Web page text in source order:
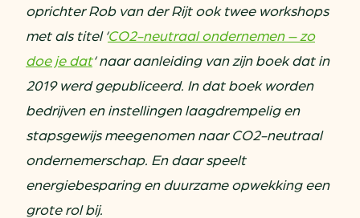
oprichter Rob van der Rijt ook twee workshops
met als titel ‘CO2-neutraal ondernemen – zo
doe je dat‘ naar aanleiding van zijn boek dat in
2019 werd gepubliceerd. In dat boek worden
bedrijven en instellingen laagdrempelig en
stapsgewijs meegenomen naar CO2-neutraal
ondernemerschap. En daar speelt
energiebesparing en duurzame opwekking een
grote rol bij.